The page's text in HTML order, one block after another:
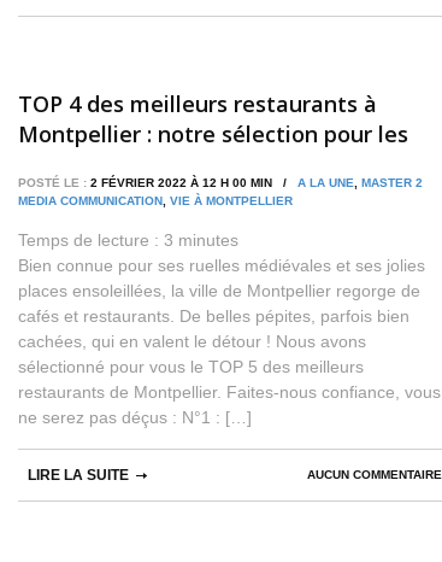
TOP 4 des meilleurs restaurants à
Montpellier : notre sélection pour les
POSTÉ LE : 2 FÉVRIER 2022 À 12 H 00 MIN / A LA UNE
MASTER 2
MEDIA COMMUNICATION VIE À MONTPELLIER
Temps de lecture : 3 minutes
Bien connue pour ses ruelles médiévales et ses jolies
places ensoleillées, la ville de Montpellier regorge de
cafés et restaurants. De belles pépites, parfois bien
cachées, qui en valent le détour ! Nous avons
sélectionné pour vous le TOP 5 des meilleurs
restaurants de Montpellier. Faites-nous confiance, vous
ne serez pas déçus : N°1 : […]
AUCUN COMMENTAIRE
LIRE LA SUITE